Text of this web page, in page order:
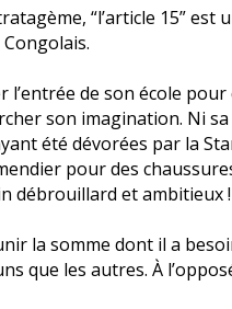
“l’article 15” est
l’entrée de son école
son imagination. Ni
été dévorées par la
pour des
débrouillard et ambitieux !
la somme dont il a
que les autres. À